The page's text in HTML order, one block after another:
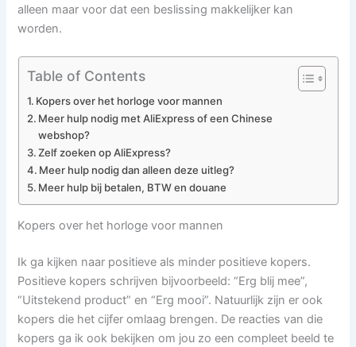
alleen maar voor dat een beslissing makkelijker kan
worden.
Table of Contents
Kopers over het horloge voor mannen
Meer hulp nodig met AliExpress of een Chinese
webshop?
Zelf zoeken op AliExpress?
Meer hulp nodig dan alleen deze uitleg?
Meer hulp bij betalen, BTW en douane
Kopers over het horloge voor mannen
Ik ga kijken naar positieve als minder positieve kopers.
Positieve kopers schrijven bijvoorbeeld: “Erg blij mee”,
“Uitstekend product” en “Erg mooi”. Natuurlijk zijn er ook
kopers die het cijfer omlaag brengen. De reacties van die
kopers ga ik ook bekijken om jou zo een compleet beeld te